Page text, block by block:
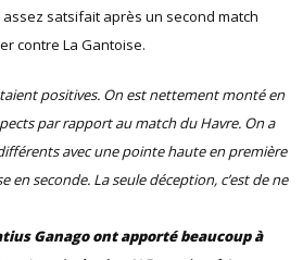
satsifait après un second match
contre La Gantoise.
positives. On est nettement monté en
par rapport au match du Havre. On a
avec une pointe haute en première
en seconde. La seule déception, c’est de ne
Ganago ont apporté beaucoup à